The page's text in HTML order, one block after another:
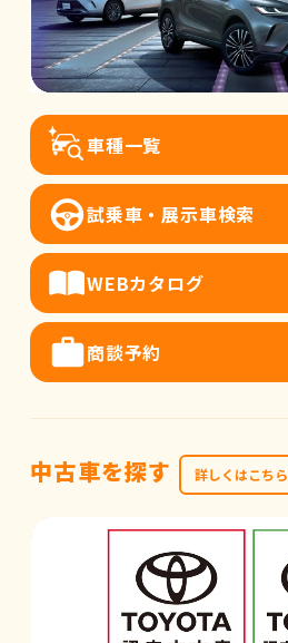
車種一覧
試乗車・展示車検索
WEBカタログ
商談予約
中古車を探す 詳しくはこちら